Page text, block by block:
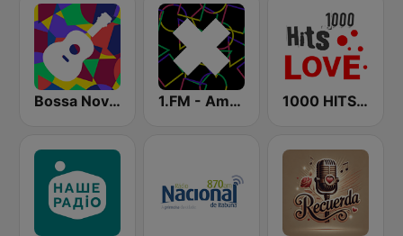
Bossa Nova Hits Radio 1.FM - Amsterdam Trance 1000 HITS Love